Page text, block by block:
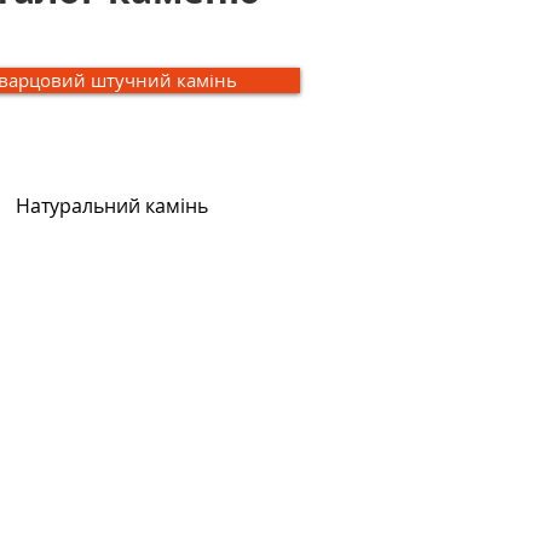
штучний камінь
Натуральний камінь